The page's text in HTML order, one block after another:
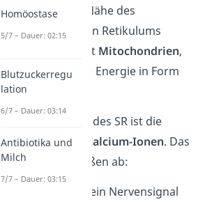
glatten ER. In der Nähe des
sarkoplasmatischen Retikulums
befinden sich meist Mitochondrien,
sie stellen der Zelle Energie in Form
vonATP
des SR ist die
Speicherung von Calcium-Ionen. Das
läuft folgendermaßen ab:
Zunächst wird ein Nervensignal
Homöostase
5/7 – Dauer: 02:15
Blutzuckerregu
lation
6/7 – Dauer: 03:14
Antibiotika und
Milch
7/7 – Dauer: 03:15